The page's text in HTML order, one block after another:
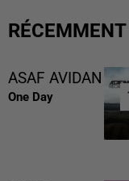
ASAF AVIDAN
One Day